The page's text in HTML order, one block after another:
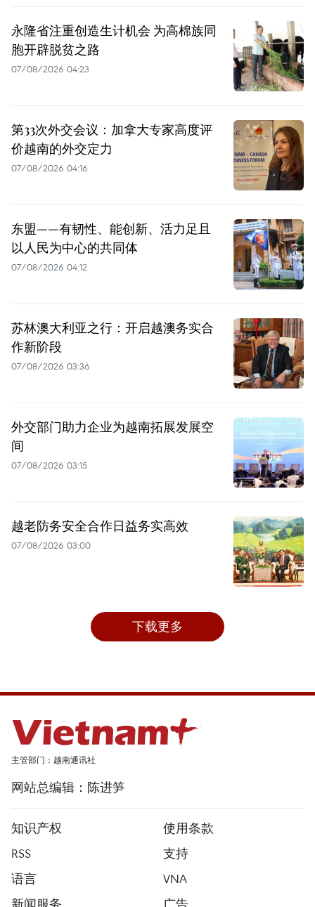
永隆省注重创造生计机会 为高棉族同
胞开辟脱贫之路
07/08/2026 04:23
第33次外交会议：加拿大专家高度评
价越南的外交定力
07/08/2026 04:16
东盟——有韧性、能创新、活力足且
以人民为中心的共同体
07/08/2026 04:12
苏林澳大利亚之行：开启越澳务实合
作新阶段
07/08/2026 03:36
外交部门助力企业为越南拓展发展空
间
07/08/2026 03:15
越老防务安全合作日益务实高效
07/08/2026 03:00
下载更多
主管部门：越南通讯社
网站总编辑：陈进笋
知识产权
使用条款
RSS
支持
语言
VNA
新闻服务
广告